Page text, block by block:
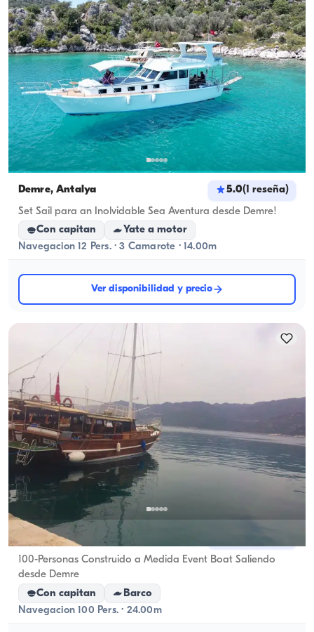
Demre, Antalya 5.0(1 reseña)
Set Sail para an Inolvidable Sea Aventura desde Demre!
Con capitan
Yate a motor
Navegacion 12 Pers. · 3 Camarote · 14.00m
Ver disponibilidad y precio
Demre, Antalya reseña
100-Personas Construido a Medida Event Boat Saliendo
desde Demre
Con capitan
Barco
Navegacion 100 Pers. · 24.00m